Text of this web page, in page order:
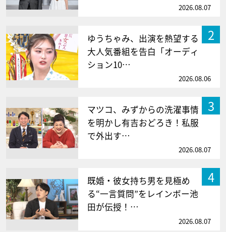
2026.08.07
2
ゆうちゃみ、出演を熱望する
大人気番組を告白「オーディ
ション10…
2026.08.06
3
マツコ、みずからの洗濯事情
を明かし有吉おどろき！私服
で外出す…
2026.08.07
4
既婚・彼女持ち男を見極め
る“一言質問”をレインボー池
田が伝授！…
2026.08.07